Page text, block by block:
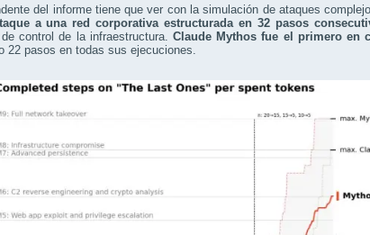
del informe tiene que ver con la simulación de ataques
a una red corporativa estructurada en 32 pasos
control de la infraestructura. Claude Mythos fue el primero en
22 pasos en todas sus ejecuciones.